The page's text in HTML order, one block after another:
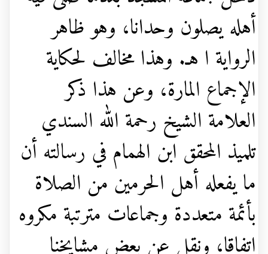
أهله يصلون وحدانا، وهو ظاهر
الرواية ا هـ. وهذا مخالف لحكاية
الإجماع المارة، وعن هذا ذكر
العلامة الشيخ رحمة الله السندي
تلميذ المحقق ابن الهمام في رسالته أن
ما يفعله أهل الحرمين من الصلاة
بأئمة متعددة وجماعات مترتبة مكروه
اتفاقا، ونقل عن بعض مشايخنا